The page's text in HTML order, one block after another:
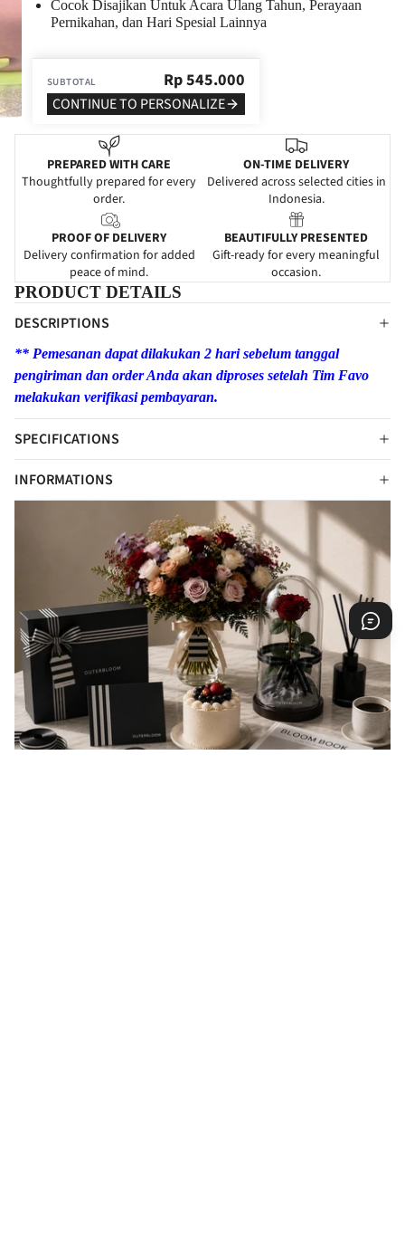
Cocok Disajikan Untuk Acara Ulang Tahun, Perayaan
Pernikahan, dan Hari Spesial Lainnya
SUBTOTAL Rp545.000
CONTINUE TO PERSONALIZE
PREPARED WITH CARE
Thoughtfully prepared for every
order.
ON-TIME DELIVERY
Delivered across selected cities in
Indonesia.
PROOF OF DELIVERY
Delivery confirmation for added
peace of mind.
BEAUTIFULLY PRESENTED
Gift-ready for every meaningful
occasion.
PRODUCT DETAILS
DESCRIPTIONS
** Pemesanan dapat dilakukan 2 hari sebelum tanggal
pengiriman dan order Anda akan diproses setelah Tim Favo
melakukan verifikasi pembayaran.
SPECIFICATIONS
INFORMATIONS